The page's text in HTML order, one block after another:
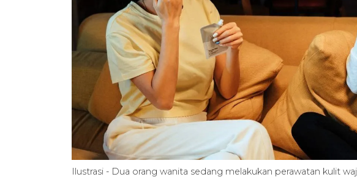
Ilustrasi - Dua orang wanita sedang melakukan perawatan kulit